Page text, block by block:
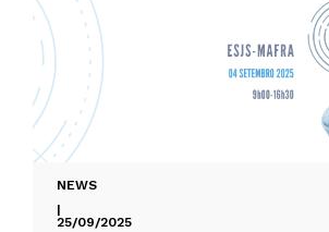
NEWS
|
25/09/2025